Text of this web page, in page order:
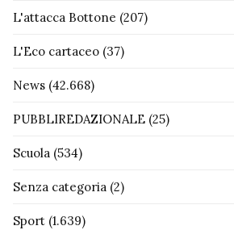
L'attacca Bottone (207)
L'Eco cartaceo (37)
News (42.668)
PUBBLIREDAZIONALE (25)
Scuola (534)
Senza categoria (2)
Sport (1.639)